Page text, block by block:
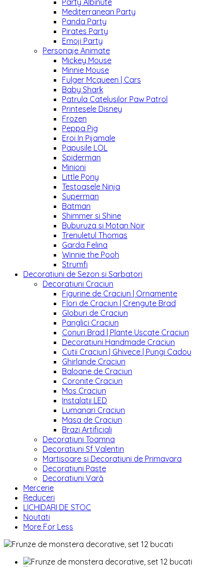
Party Albinute
Mediterranean Party
Panda Party
Pirates Party
Emoji Party
Personaje Animate
Mickey Mouse
Minnie Mouse
Fulger Mcqueen | Cars
Baby Shark
Patrula Catelusilor Paw Patrol
Printesele Disney
Frozen
Peppa Pig
Eroi In Pijamale
Papusile LOL
Spiderman
Minioni
Little Pony
Testoasele Ninja
Superman
Batman
Shimmer si Shine
Buburuza si Motan Noir
Trenuletul Thomas
Garda Felina
Winnie the Pooh
Strumfi
Decoratiuni de Sezon si Sarbatori
Decoratiuni Craciun
Figurine de Craciun | Ornamente
Flori de Craciun | Crengute Brad
Globuri de Craciun
Panglici Craciun
Conuri Brad | Plante Uscate Craciun
Decoratiuni Handmade Craciun
Cutii Craciun | Ghivece | Pungi Cadou
Ghirlande Craciun
Baloane de Craciun
Coronite Craciun
Mos Craciun
Instalatii LED
Lumanari Craciun
Masa de Craciun
Brazi Artificiali
Decoratiuni Toamna
Decoratiuni Sf Valentin
Martisoare si Decoratiuni de Primavara
Decoratiuni Paste
Decoratiuni Vară
Mercerie
Reduceri
LICHIDARI DE STOC
Noutati
More For Less